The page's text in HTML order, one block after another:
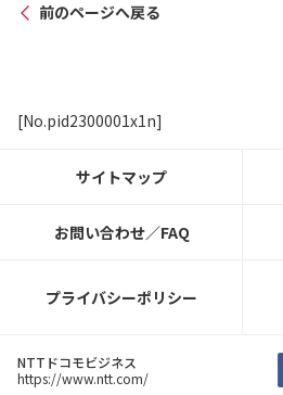
前のページへ戻る
[No.pid2300001x1n]
サイトマップ
お問い合わせ／FAQ
プライバシーポリシー
NTTドコモビジネス
https://www.ntt.com/